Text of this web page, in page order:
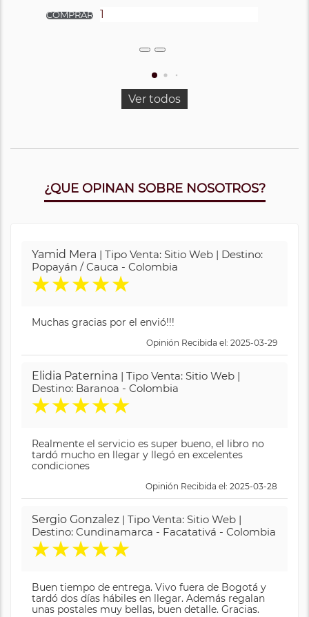
Ver todos
¿QUE OPINAN SOBRE NOSOTROS?
Yamid Mera | Tipo Venta: Sitio Web | Destino:
Popayán / Cauca - Colombia
★★★★★
Muchas gracias por el envió!!!
Opinión Recibida el: 2025-03-29
Elidia Paternina | Tipo Venta: Sitio Web |
Destino: Baranoa - Colombia
★★★★★
Realmente el servicio es super bueno, el libro no
tardó mucho en llegar y llegó en excelentes
condiciones
Opinión Recibida el: 2025-03-28
Sergio Gonzalez | Tipo Venta: Sitio Web |
Destino: Cundinamarca - Facatativá - Colombia
★★★★★
Buen tiempo de entrega. Vivo fuera de Bogotá y
tardó dos días hábiles en llegar. Además regalan
unas postales muy bellas, buen detalle. Gracias.